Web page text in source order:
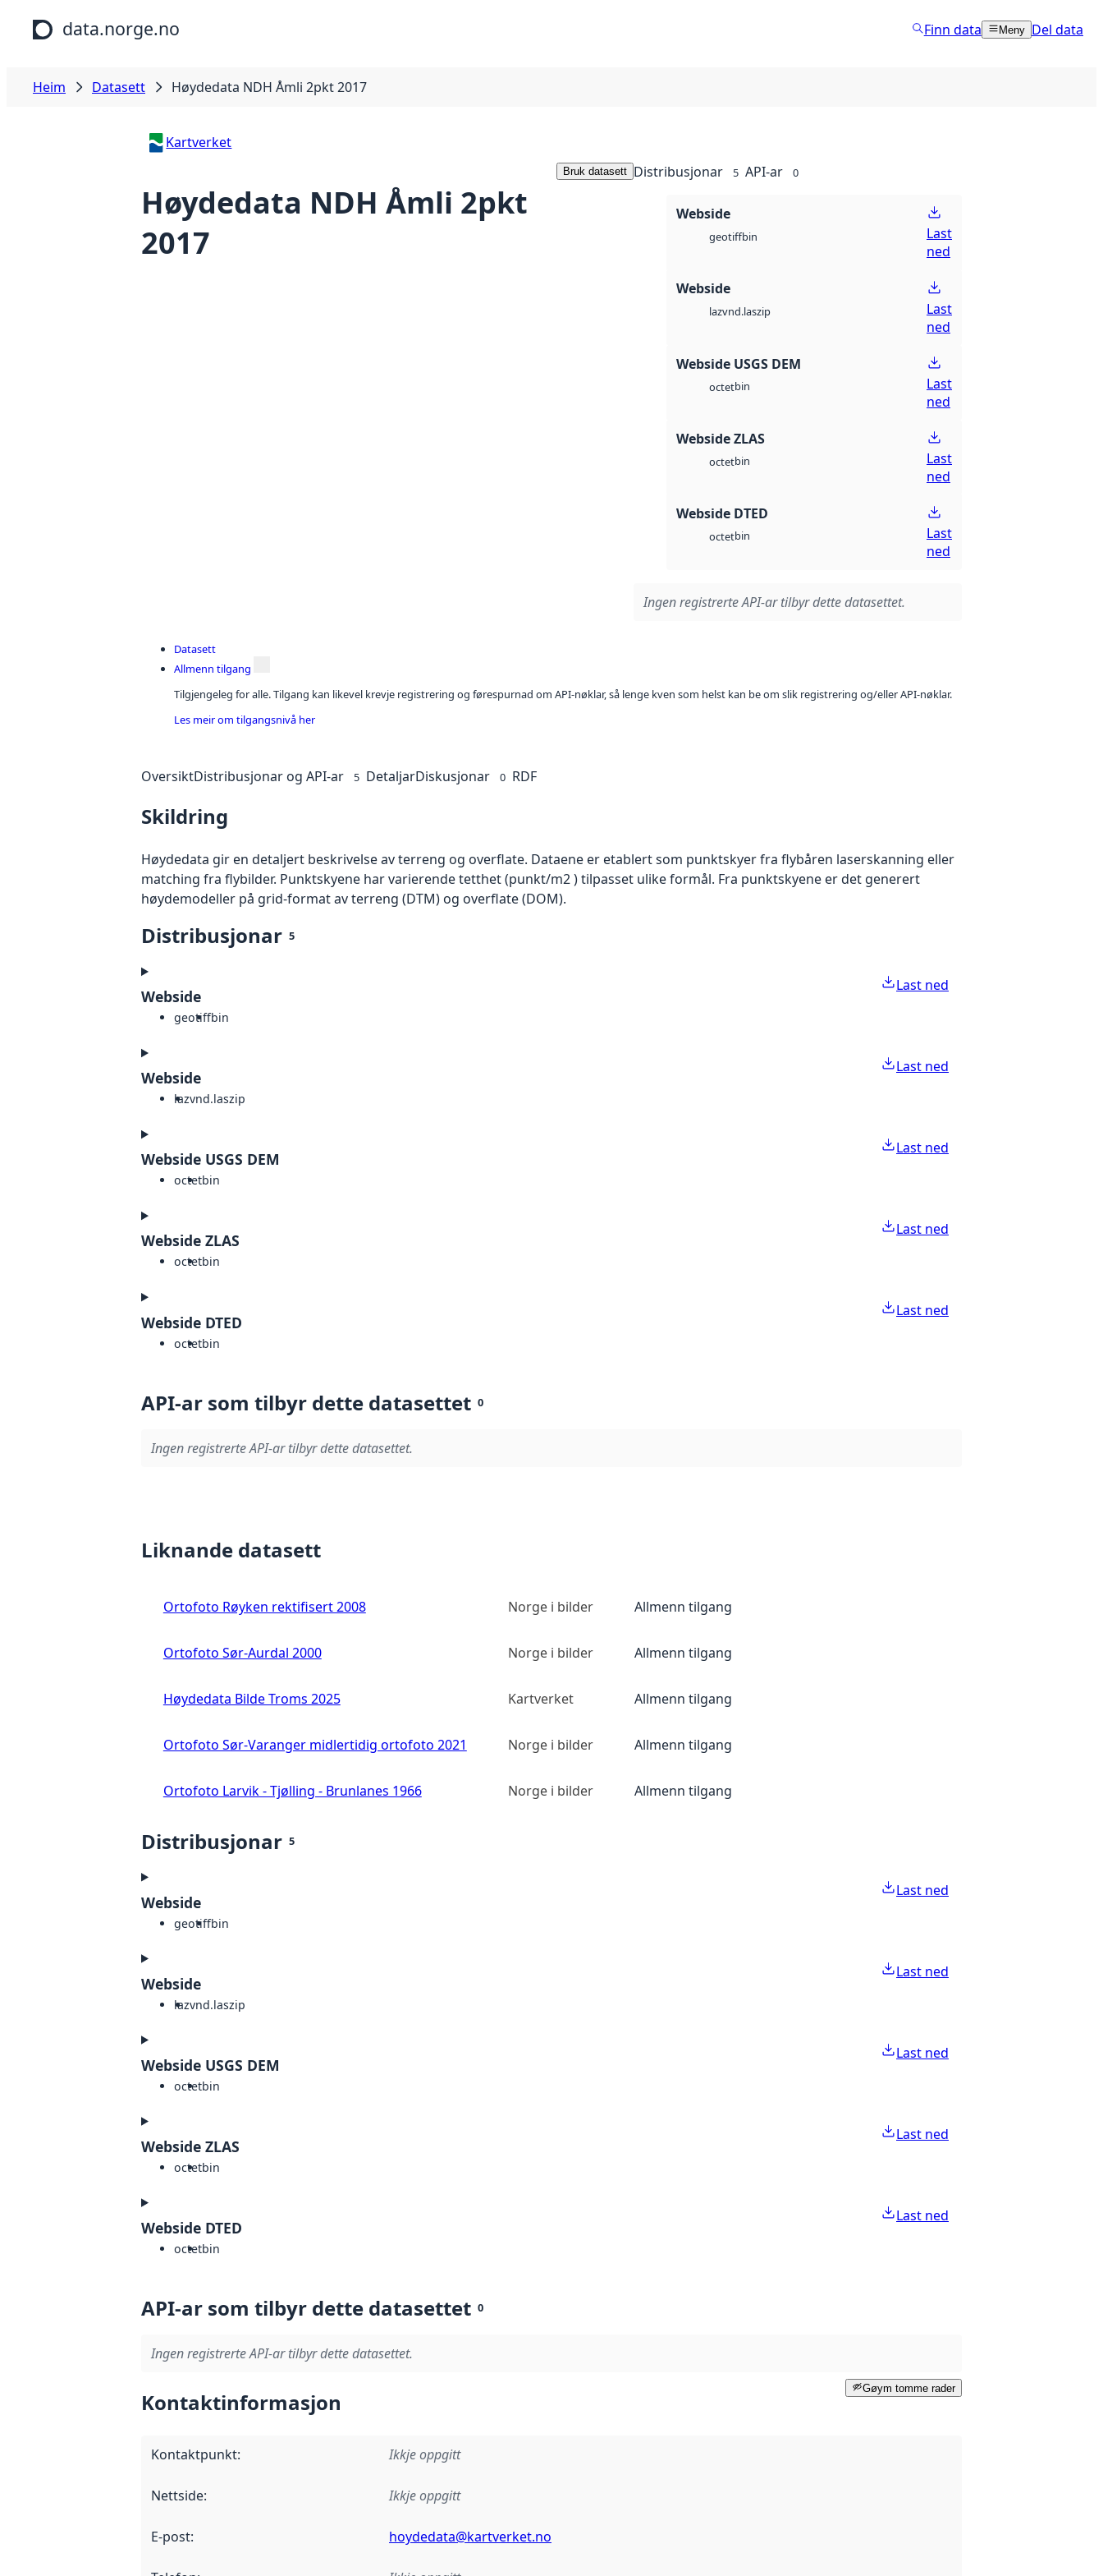
Hopp til hovudinnhald
data.norge.no Finn data Meny Del data
Heim Datasett Høydedata NDH Åmli 2pkt 2017
Kartverket
Høydedata NDH Åmli 2pkt
2017
Bruk datasett Distribusjonar 5 API-ar 0
Webside
geotiffbin
Last
ned
Webside
lazvnd.laszip
Last
ned
Webside USGS DEM
octetbin
Last
ned
Webside ZLAS
octetbin
Last
ned
Webside DTED
octetbin
Last
ned
Ingen registrerte API-ar tilbyr dette datasettet.
Datasett
Allmenn tilgang
Tilgjengeleg for alle. Tilgang kan likevel krevje registrering og førespurnad om API-nøklar, så lenge kven som helst kan be om slik registrering og/eller API-nøklar.
Les meir om tilgangsnivå her
OversiktDistribusjonar og API-ar 5 DetaljarDiskusjonar 0 RDF
Skildring
Høydedata gir en detaljert beskrivelse av terreng og overflate. Dataene er etablert som punktskyer fra flybåren laserskanning eller
matching fra flybilder. Punktskyene har varierende tetthet (punkt/m2 ) tilpasset ulike formål. Fra punktskyene er det generert
høydemodeller på grid-format av terreng (DTM) og overflate (DOM).
Distribusjonar 5
Webside
geotiffbin
Last ned
Webside
lazvnd.laszip
Last ned
Webside USGS DEM
octetbin
Last ned
Webside ZLAS
octetbin
Last ned
Webside DTED
octetbin
Last ned
API-ar som tilbyr dette datasettet 0
Ingen registrerte API-ar tilbyr dette datasettet.
Liknande datasett
Ortofoto Røyken rektifisert 2008 Norge i bilder Allmenn tilgang
Ortofoto Sør-Aurdal 2000 Norge i bilder Allmenn tilgang
Høydedata Bilde Troms 2025 Kartverket Allmenn tilgang
Ortofoto Sør-Varanger midlertidig ortofoto 2021 Norge i bilder Allmenn tilgang
Ortofoto Larvik - Tjølling - Brunlanes 1966 Norge i bilder Allmenn tilgang
Distribusjonar 5
Webside
geotiffbin
Last ned
Webside
lazvnd.laszip
Last ned
Webside USGS DEM
octetbin
Last ned
Webside ZLAS
octetbin
Last ned
Webside DTED
octetbin
Last ned
API-ar som tilbyr dette datasettet 0
Ingen registrerte API-ar tilbyr dette datasettet.
Gøym tomme rader
Kontaktinformasjon
Kontaktpunkt: Ikkje oppgitt
Nettside: Ikkje oppgitt
E-post: hoydedata@kartverket.no